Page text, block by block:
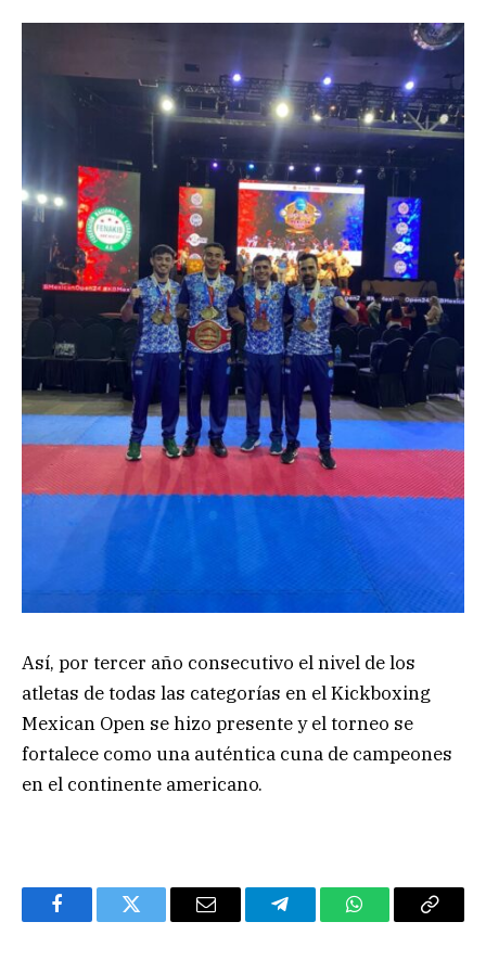
Así, por tercer año consecutivo el nivel de los
atletas de todas las categorías en el Kickboxing
Mexican Open se hizo presente y el torneo se
fortalece como una auténtica cuna de campeones
en el continente americano.
FacebookTwitter Email TelegramWhatsAppCopy